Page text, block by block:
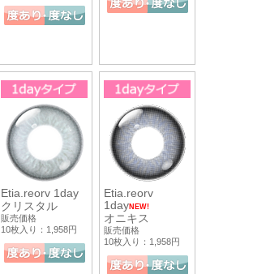
Etia.reorv 1day
クリスタル
販売価格
10枚入り：1,958円
Etia.reorv
1dayNEW!
オニキス
販売価格
10枚入り：1,958円